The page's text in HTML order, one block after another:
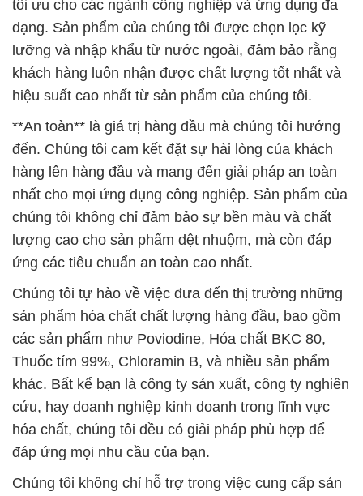
tối ưu cho các ngành công nghiệp và ứng dụng đa
dạng. Sản phẩm của chúng tôi được chọn lọc kỹ
lưỡng và nhập khẩu từ nước ngoài, đảm bảo rằng
khách hàng luôn nhận được chất lượng tốt nhất và
hiệu suất cao nhất từ sản phẩm của chúng tôi.
**An toàn** là giá trị hàng đầu mà chúng tôi hướng
đến. Chúng tôi cam kết đặt sự hài lòng của khách
hàng lên hàng đầu và mang đến giải pháp an toàn
nhất cho mọi ứng dụng công nghiệp. Sản phẩm của
chúng tôi không chỉ đảm bảo sự bền màu và chất
lượng cao cho sản phẩm dệt nhuộm, mà còn đáp
ứng các tiêu chuẩn an toàn cao nhất.
Chúng tôi tự hào về việc đưa đến thị trường những
sản phẩm hóa chất chất lượng hàng đầu, bao gồm
các sản phẩm như Poviodine, Hóa chất BKC 80,
Thuốc tím 99%, Chloramin B, và nhiều sản phẩm
khác. Bất kể bạn là công ty sản xuất, công ty nghiên
cứu, hay doanh nghiệp kinh doanh trong lĩnh vực
hóa chất, chúng tôi đều có giải pháp phù hợp để
đáp ứng mọi nhu cầu của bạn.
Chúng tôi không chỉ hỗ trợ trong việc cung cấp sản